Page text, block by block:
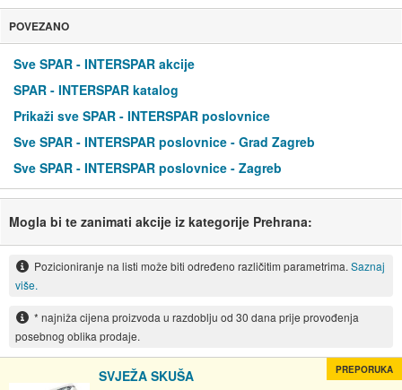
POVEZANO
Sve SPAR - INTERSPAR akcije
SPAR - INTERSPAR katalog
Prikaži sve SPAR - INTERSPAR poslovnice
Sve SPAR - INTERSPAR poslovnice - Grad Zagreb
Sve SPAR - INTERSPAR poslovnice - Zagreb
Mogla bi te zanimati akcije iz kategorije Prehrana:
Pozicioniranje na listi može biti određeno različitim parametrima. Saznaj
više.
* najniža cijena proizvoda u razdoblju od 30 dana prije provođenja
posebnog oblika prodaje.
SVJEŽA SKUŠA PREPORUKA